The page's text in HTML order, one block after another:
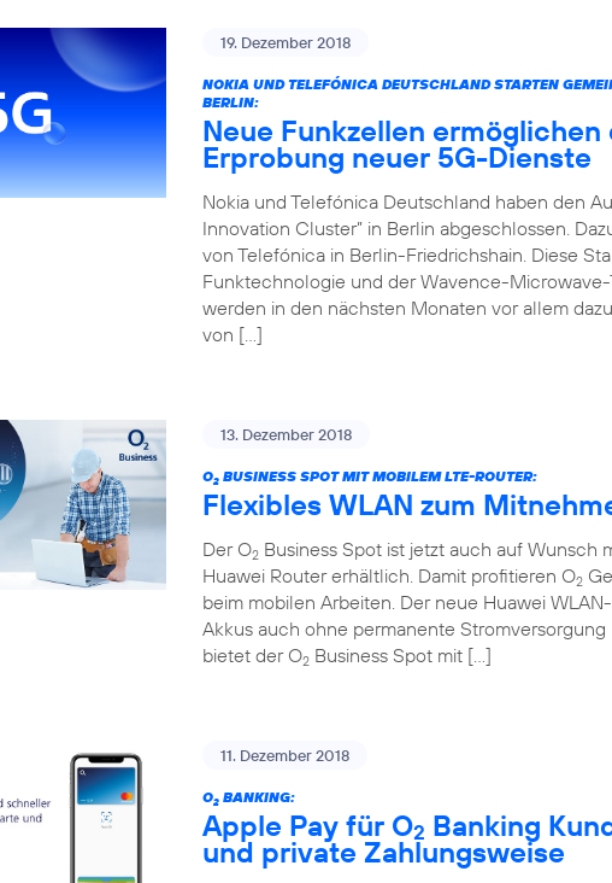
19. Dezember 2018
NOKIA UND TELEFÓNICA DEUTSCHLAND STARTEN
BERLIN:
Neue Funkzellen
Erprobung neuer 5G-Dienste
Nokia und Telefónica Deutschland haben den
Innovation Cluster” in Berlin abgeschlossen.
von Telefónica in Berlin-Friedrichshain. Diese
Funktechnologie und der Wavence-
werden in den nächsten Monaten vor allem
von […]
13. Dezember 2018
O2 BUSINESS SPOT MIT MOBILEM LTE-ROUTER:
Flexibles WLAN zum
Der O2 Business Spot ist jetzt auch auf Wunsch
Huawei Router erhältlich. Damit profitieren O2
beim mobilen Arbeiten. Der neue Huawei
Akkus auch ohne permanente
bietet der O2 Business Spot mit […]
11. Dezember 2018
O2 BANKING:
Apple Pay für O2 Banking
und private Zahlungsweise